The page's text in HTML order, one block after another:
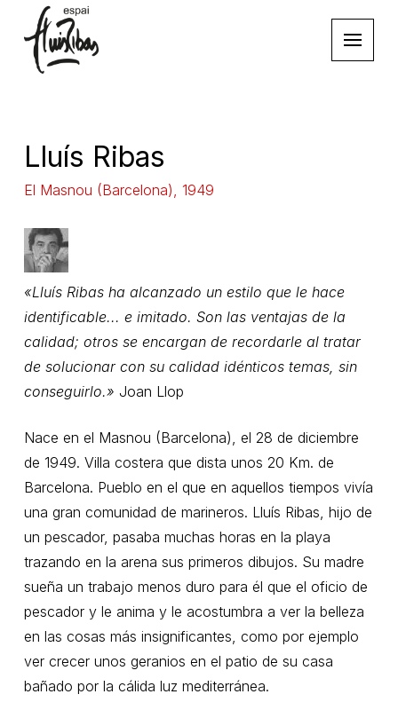
Lluís Ribas
El Masnou (Barcelona), 1949
«Lluís Ribas ha alcanzado un estilo que le hace
identificable... e imitado. Son las ventajas de la
calidad; otros se encargan de recordarle al tratar
de solucionar con su calidad idénticos temas, sin
conseguirlo.» Joan Llop
Nace en el Masnou (Barcelona), el 28 de diciembre
de 1949. Villa costera que dista unos 20 Km. de
Barcelona. Pueblo en el que en aquellos tiempos vivía
una gran comunidad de marineros. Lluís Ribas, hijo de
un pescador, pasaba muchas horas en la playa
trazando en la arena sus primeros dibujos. Su madre
sueña un trabajo menos duro para él que el oficio de
pescador y le anima y le acostumbra a ver la belleza
en las cosas más insignificantes, como por ejemplo
ver crecer unos geranios en el patio de su casa
bañado por la cálida luz mediterránea.